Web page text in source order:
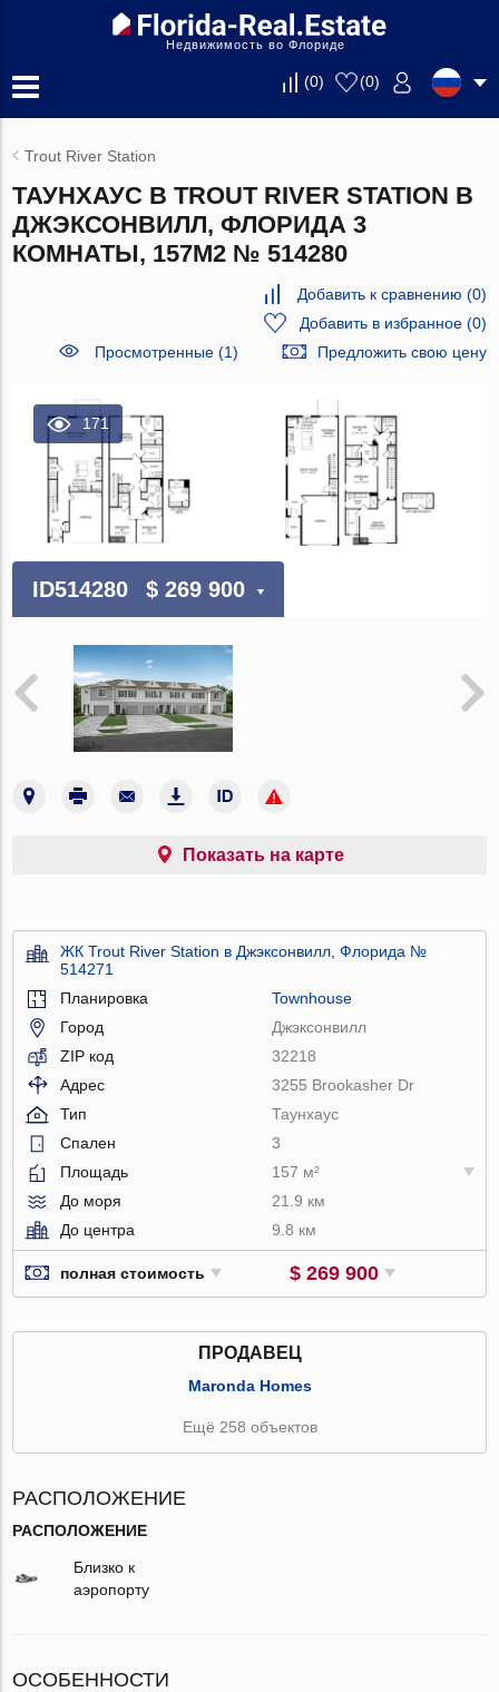
Недвижимость во Флориде
(0) (0)
Trout River Station
ТАУНХАУС В TROUT RIVER STATION В
ДЖЭКСОНВИЛЛ, ФЛОРИДА 3
КОМНАТЫ, 157М2 № 514280
Добавить к сравнению (0)
Добавить в избранное(0)
Просмотренные (1)
Предложить свою цену
171
ID514280 $ 269 900
Показать на карте
ЖК Trout River Station в Джэксонвилл, Флорида №
514271
Планировка
Townhouse
Город
Джэксонвилл
ZIP код
32218
Адрес
3255 Brookasher Dr
Тип
Таунхаус
Спален
3
Площадь
157 м²
До моря
21.9 км
До центра
9.8 км
полная стоимость $ 269 900
ПРОДАВЕЦ
Maronda Homes
Ещё 258 объектов
РАСПОЛОЖЕНИЕ
РАСПОЛОЖЕНИЕ
Близко к
аэропорту
ОСОБЕННОСТИ